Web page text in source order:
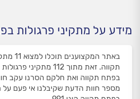
מידע על מתקיני פרגולות
באתר
תקווה. זאת מתוך 112
בפתח תקווה ואת חלקם הסרנו עקב
מספר חוות הדעת שקיבלנו אי פעם על